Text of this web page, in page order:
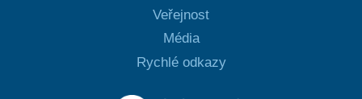
Veřejnost
Média
Rychlé odkazy